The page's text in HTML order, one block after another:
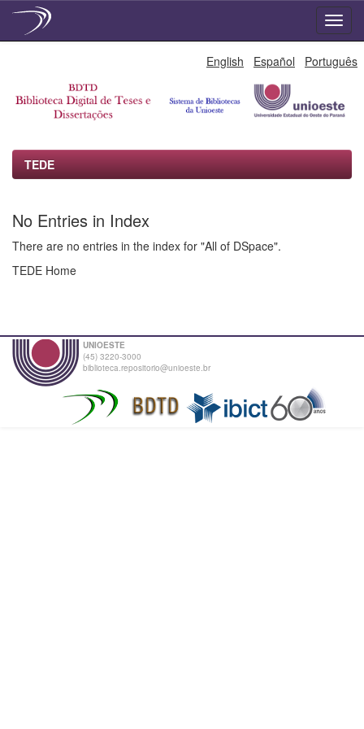
English Español Português
TEDE
No Entries in Index
There are no entries in the index for "All of DSpace".
TEDE Home
UNIOESTE
(45) 3220-3000
biblioteca.repositorio@unioeste.br